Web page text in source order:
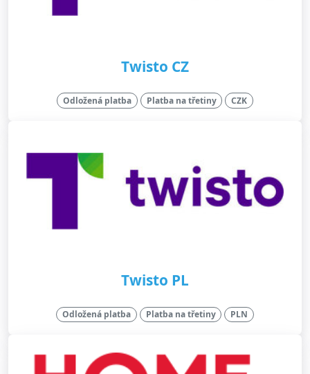
Twisto CZ
Odložená platba Platba na třetiny CZK
Twisto PL
Odložená platba Platba na třetiny PLN